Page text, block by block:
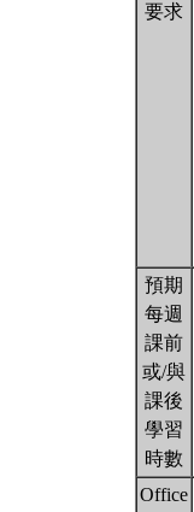
要求
預期
每週
課前
或/與
課後
學習
時數
Office